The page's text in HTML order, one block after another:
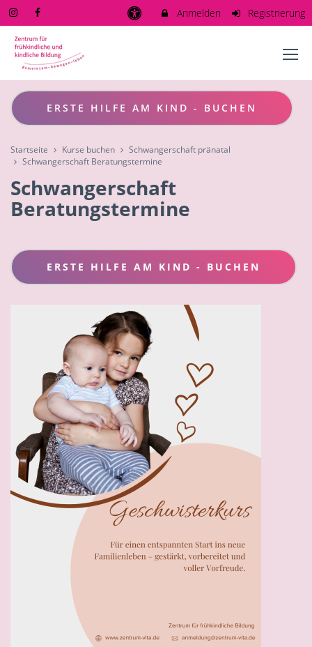
Anmelden Registrierung
ERSTE HILFE AM KIND - BUCHEN
Startseite Kurse buchen
Schwangerschaft pränatal
Schwangerschaft Beratungstermine
Schwangerschaft
Beratungstermine
ERSTE HILFE AM KIND - BUCHEN